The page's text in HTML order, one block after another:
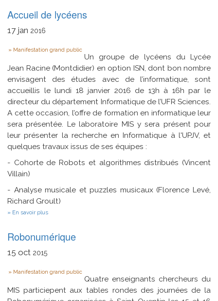
Accueil de lycéens
17 jan 2016
Type
Manifestation grand public
Un groupe de lycéens du Lycée
Jean Racine (Montdidier) en option ISN, dont bon nombre
envisagent des études avec de l’informatique, sont
accueillis le lundi 18 janvier 2016 de 13h à 16h par le
directeur du département Informatique de l’UFR Sciences.
A cette occasion, l’offre de formation en informatique leur
sera présentée. Le laboratoire MIS y sera présent pour
leur présenter la recherche en Informatique à l'UPJV, et
quelques travaux issus de ses équipes :
- Cohorte de Robots et algorithmes distribués (Vincent
Villain)
- Analyse musicale et puzzles musicaux (Florence Levé,
Richard Groult)
En savoir plus
lycéens
Robonumérique
15 oct 2015
Type
Manifestation grand public
Quatre enseignants chercheurs du
MIS particiepent aux tables rondes des journées de la